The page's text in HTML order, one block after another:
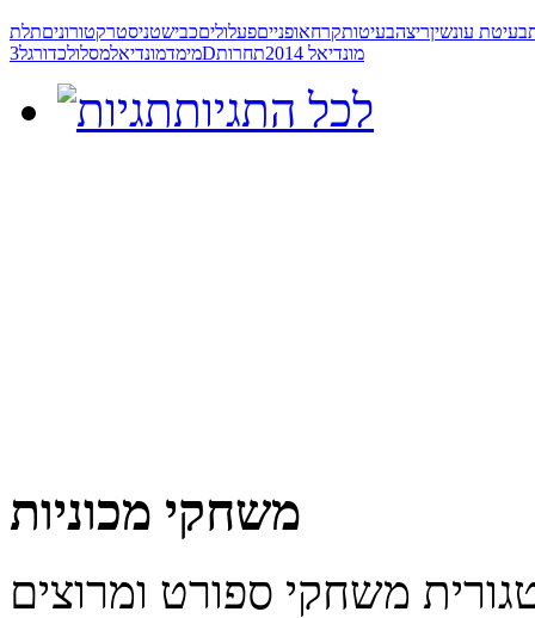
בעיטת עונשיןריצהבעיטותקרחאופנייםפעלוליםכבישטניסטרקטורוניםתלת
מימדמונדיאלמסלולכדורגל 3D מונדיאל 2014 תחרות
לכל התגיות
משחקי מכוניות